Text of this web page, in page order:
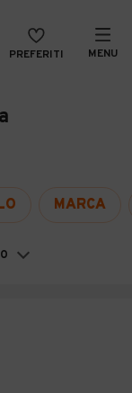
PREFERITI MENU
MARCA